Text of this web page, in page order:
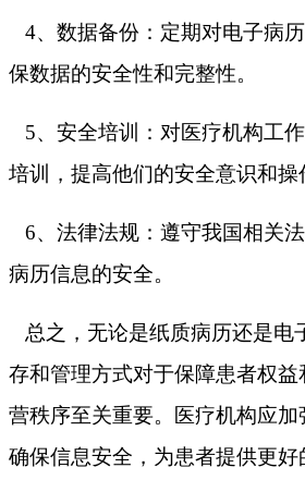
4、数据备份：定期对电子病
保数据的安全性和完整性。
5、安全培训：对医疗机构工
培训，提高他们的安全意识和操
6、法律法规：遵守我国相关
病历信息的安全。
总之，无论是纸质病历还是电
存和管理方式对于保障患者权
营秩序至关重要。医疗机构应加
确保信息安全，为患者提供更好